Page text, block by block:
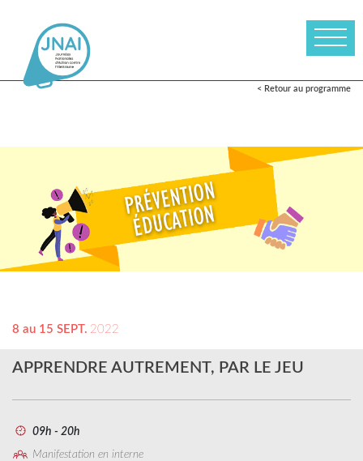
< Retour au programme
8 au 15 SEPT. 2022
APPRENDRE AUTREMENT, PAR LE JEU
09h - 20h
Manifestation en interne